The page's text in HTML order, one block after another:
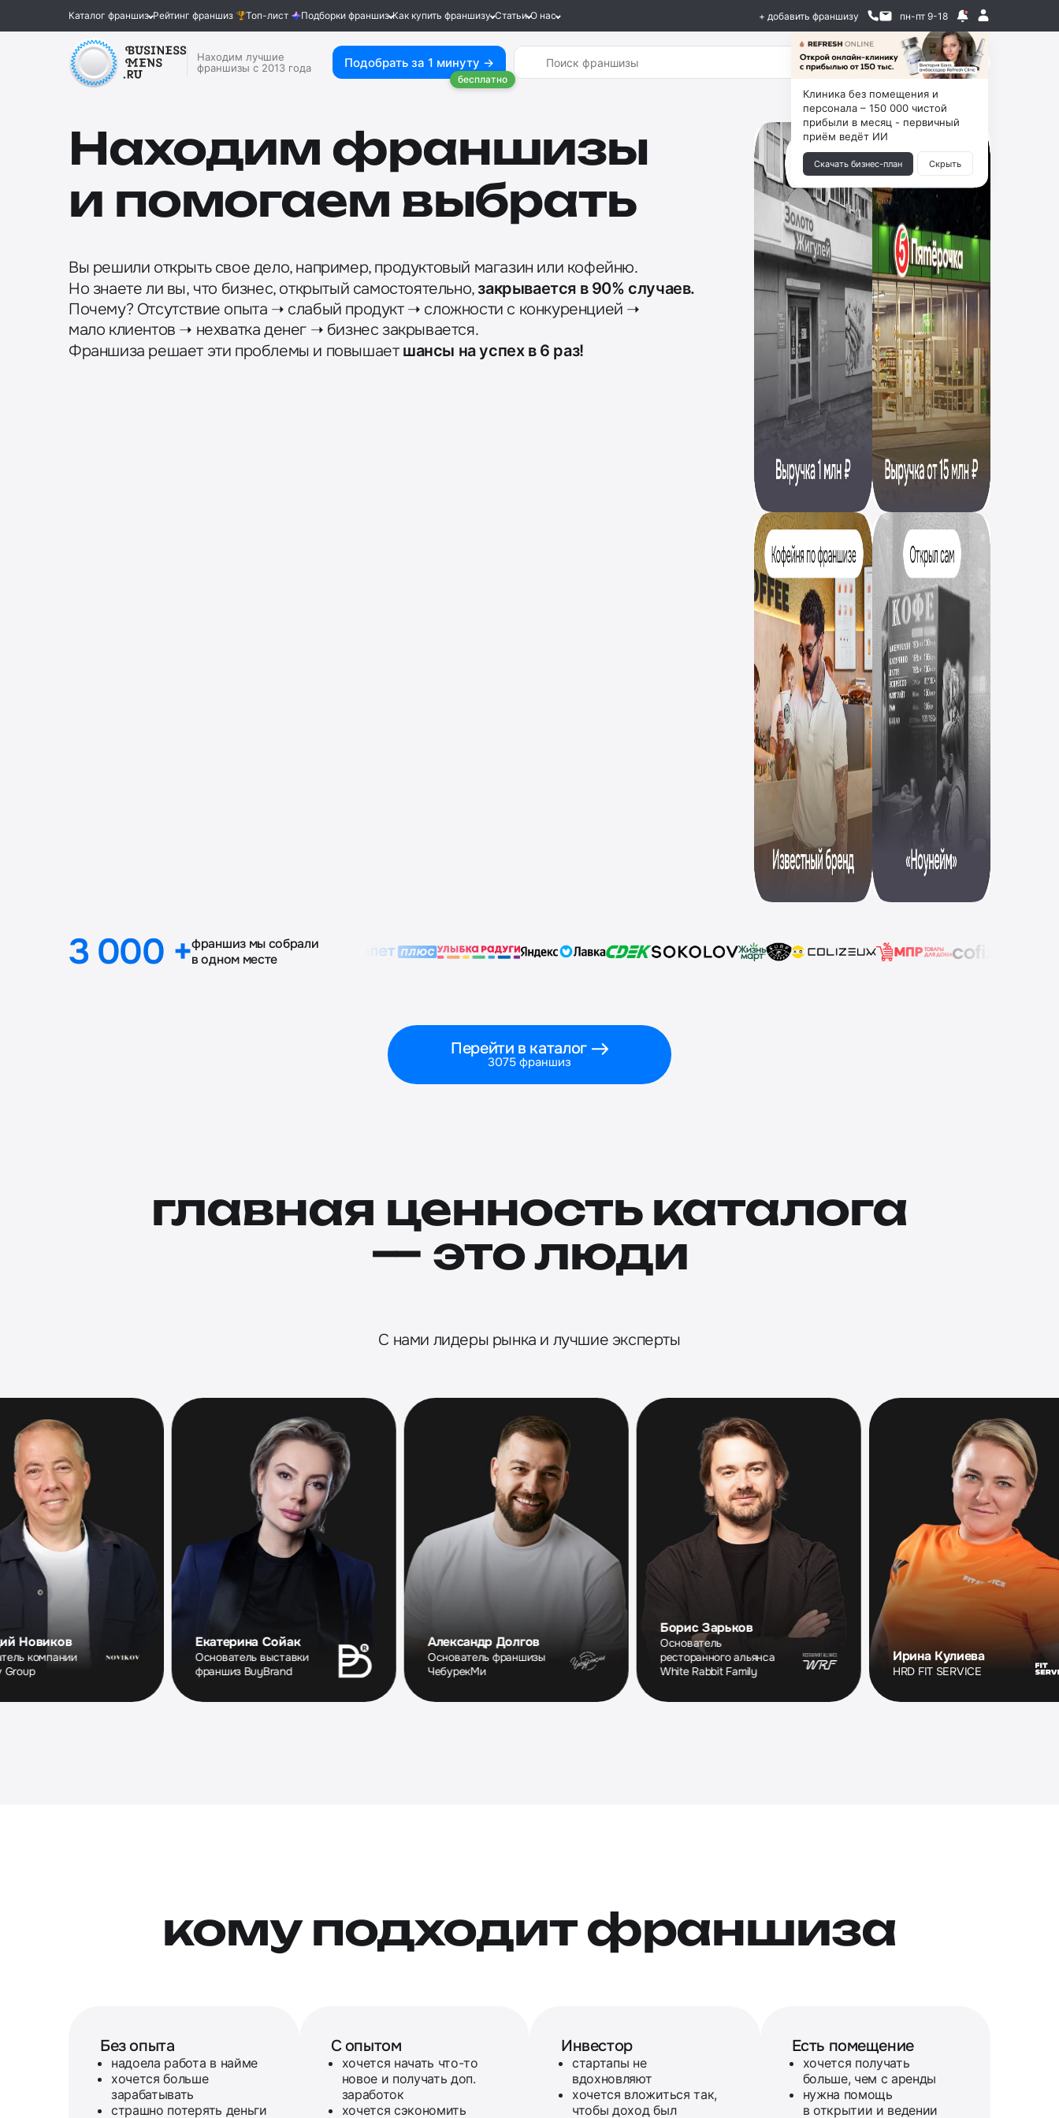
Каталог франшиз Рейтинг франшиз Топ-лист Подборки франшиз Как купить франшизу Статьи О нас + добавить франшизу пн-пт 9-18
Находим лучшие
франшизы с 2013 года
Подобрать за 1 минуту →
бесплатно
Находим франшизы
и помогаем выбрать
Вы решили открыть свое дело, например, продуктовый магазин или кофейню.
Но знаете ли вы, что бизнес, открытый самостоятельно,закрывается в 90% случаев.
Почему? Отсутствие опыта ➝ слабый продукт ➝ сложности с конкуренцией ➝
мало клиентов ➝ нехватка денег ➝ бизнес закрывается.
Франшиза решает эти проблемы и повышает шансы на успех в 6 раз!
3 000 +франшиз мы собрали
в одном месте
Перейти в каталог
3075 франшиз
главная ценность каталога
— это люди
C нами лидеры рынка и лучшие эксперты
Екатерина Сойак
Основатель выставки
франшиз BuyBrand
Александр Долгов
Основатель франшизы
ЧебурекМи
Борис Зарьков
ресторанного альянса
White Rabbit Family
Ирина Кулиева
HRD FIT SERVICE
кому подходит франшиза
Без опыта
надоела работа в найме
хочется больше
зарабатывать
страшно потерять деньги
С опытом
хочется начать что-то
новое и получать доп.
заработок
хочется сэкономить
Инвестор
стартапы не
вдохновляют
хочется вложиться так,
чтобы доход был
Есть помещение
хочется получать
больше, чем с аренды
нужна помощь
в открытии и ведении
Клиника без помещения и
персонала – 150 000 чистой
прибыли в месяц - первичный
приём ведёт ИИ
Скачать бизнес-план Скрыть